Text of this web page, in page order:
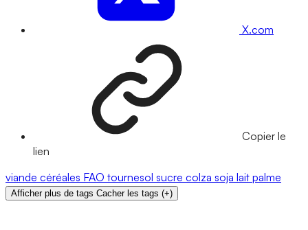
X.com
Copier le
lien
viande céréales FAO tournesol sucre colza soja lait palme
Afficher plus de tags Cacher les tags (+)